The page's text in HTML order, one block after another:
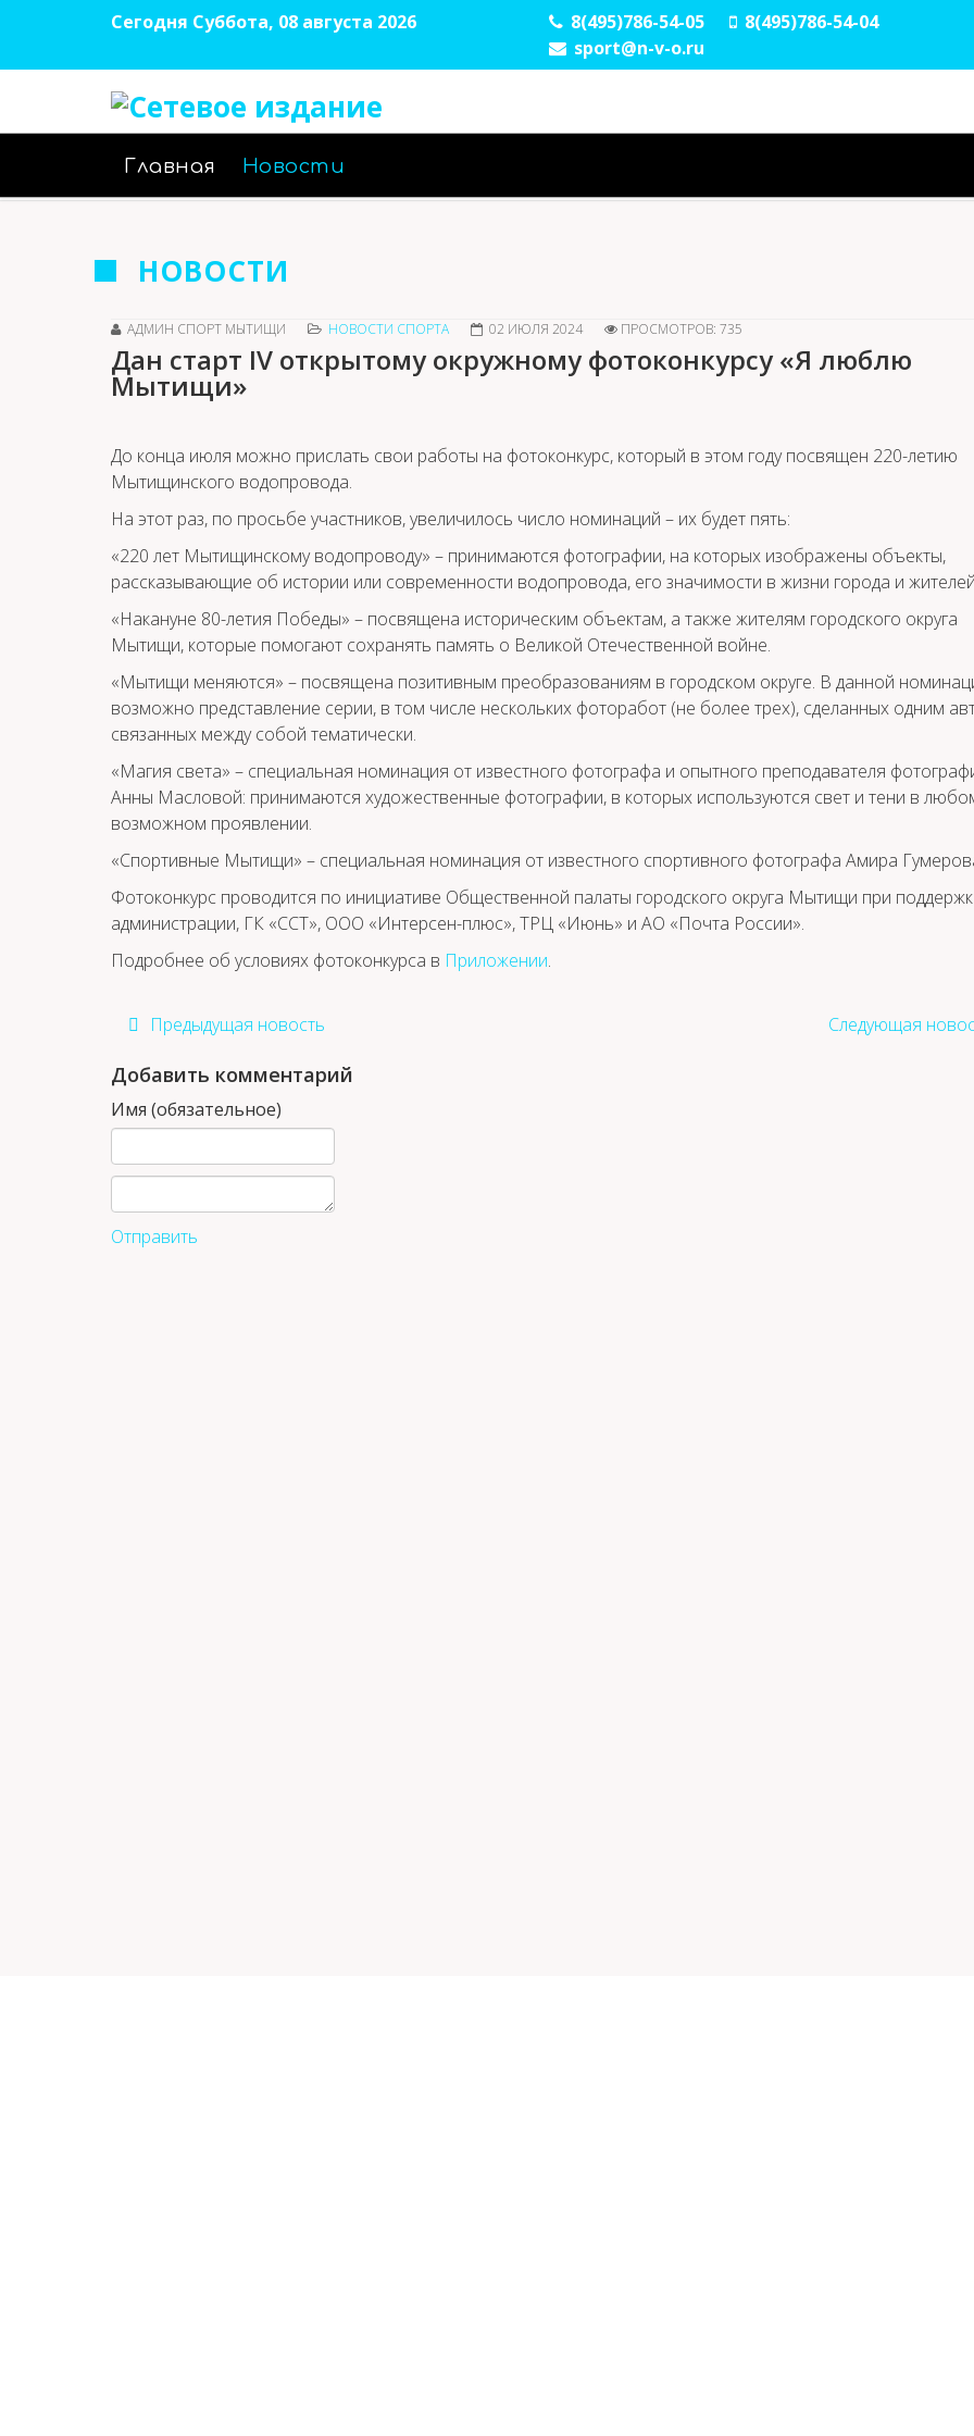
Сегодня Суббота, 08 августа 2026 8(495)786-54-05
8(495)786-54-04
sport@n-v-o.ru
Главная Новости
НОВОСТИ
АДМИН СПОРТ МЫТИЩИ НОВОСТИ СПОРТА 02 ИЮЛЯ 2024 ПРОСМОТРОВ: 735
Дан старт IV открытому окружному фотоконкурсу «Я люблю
Мытищи»
До конца июля можно прислать свои работы на фотоконкурс, который в этом году посвящен 220-летию
Мытищинского водопровода.
На этот раз, по просьбе участников, увеличилось число номинаций – их будет пять:
«220 лет Мытищинскому водопроводу» – принимаются фотографии, на которых изображены объекты,
рассказывающие об истории или современности водопровода, его значимости в жизни города и
«Накануне 80-летия Победы» – посвящена историческим объектам, а также жителям городского округа
Мытищи, которые помогают сохранять память о Великой Отечественной войне.
«Мытищи меняются» – посвящена позитивным преобразованиям в городском округе. В данной
возможно представление серии, в том числе нескольких фоторабот (не более трех), сделанных одним
связанных между собой тематически.
«Магия света» – специальная номинация от известного фотографа и опытного преподавателя
Анны Масловой: принимаются художественные фотографии, в которых используются свет и тени в
возможном проявлении.
«Спортивные Мытищи» – специальная номинация от известного спортивного фотографа Амира
Фотоконкурс проводится по инициативе Общественной палаты городского округа Мытищи при
администрации, ГК «ССТ», ООО «Интерсен-плюс», ТРЦ «Июнь» и АО «Почта России».
Подробнее об условиях фотоконкурса в Приложении.
Предыдущая новость Следующая
Добавить комментарий
Имя (обязательное)
Отправить